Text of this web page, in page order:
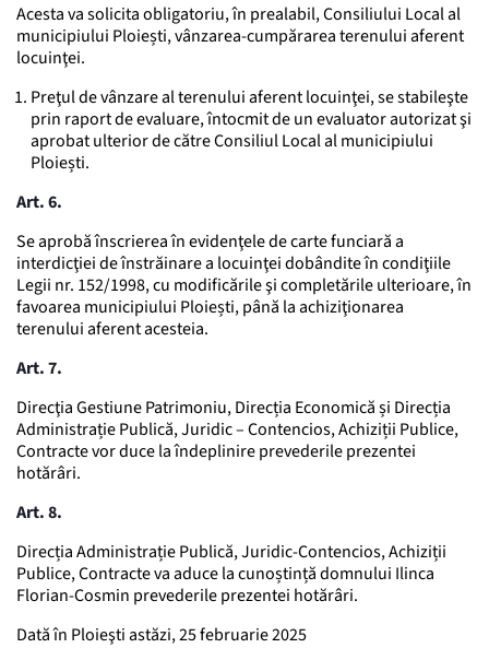
Acesta va solicita obligatoriu, în prealabil, Consiliului Local al
municipiului Ploiești, vânzarea-cumpărarea terenului aferent
locuinţei.
Preţul de vânzare al terenului aferent locuinţei, se stabileşte
prin raport de evaluare, întocmit de un evaluator autorizat şi
aprobat ulterior de către Consiliul Local al municipiului
Ploiești.
Art. 6.
Se aprobă înscrierea în evidenţele de carte funciară a
interdicţiei de înstrăinare a locuinţei dobândite în condiţiile
Legii nr. 152/1998, cu modificările şi completările ulterioare, în
favoarea municipiului Ploiești, până la achiziţionarea
terenului aferent acesteia.
Art. 7.
Direcţia Gestiune Patrimoniu, Direcția Economică și Direcția
Administrație Publică, Juridic – Contencios, Achiziții Publice,
Contracte vor duce la îndeplinire prevederile prezentei
hotărâri.
Art. 8.
Direcția Administrație Publică, Juridic-Contencios, Achiziții
Publice, Contracte va aduce la cunoștință domnului Ilinca
Florian-Cosmin prevederile prezentei hotărâri.
Dată în Ploieşti astăzi, 25 februarie 2025